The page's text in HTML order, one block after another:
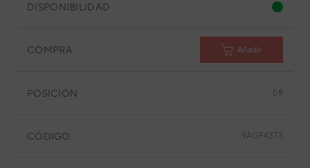
DISPONIBILIDAD
COMPRA Añadir
POSICIÓN 58
CÓDIGO 9AGF4373